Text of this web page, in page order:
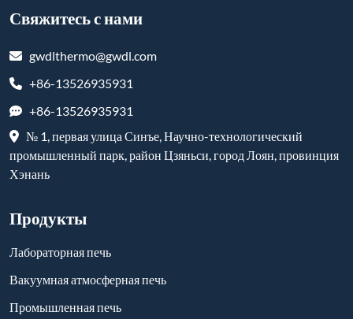
Свяжитесь с нами
gwdlthermo@gwdl.com
+86-13526935931
+86-13526935931
№ 1, первая улица Синъе, Научно-технологический
промышленный парк, район Цзяньси, город Лоян, провинция
Хэнань
Продукты
Лабораторная печь
Вакуумная атмосферная печь
Промышленная печь